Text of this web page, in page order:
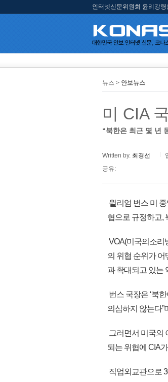
인터넷신문위원회 윤리강
뉴스 > 안보뉴스
미 CIA
“북한은 최근 몇 년
Written by. 최경선
공유:
윌리엄 번스 미
협으로 규정하고,
VOA(미국의소리
의 위협 순위가 어
과 확대되고 있는
번스 국장은 ‘북
의심하지 않는다”
그러면서 미국의
되는 위협에 CIA
직업외교관으로